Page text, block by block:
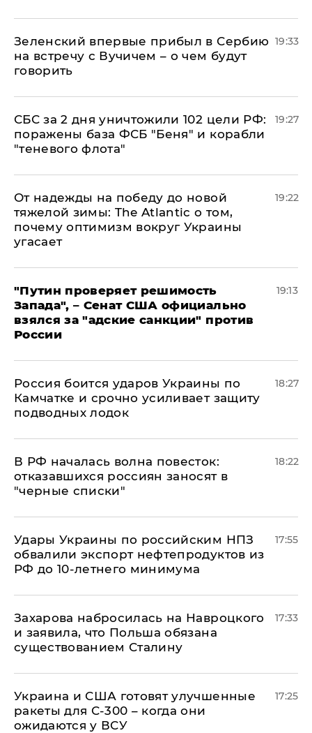
Зеленский впервые прибыл в Сербию
на встречу с Вучичем – о чем будут
говорить
19:33
СБС за 2 дня уничтожили 102 цели РФ:
поражены база ФСБ "Беня" и корабли
"теневого флота"
19:27
От надежды на победу до новой
тяжелой зимы: The Atlantic о том,
почему оптимизм вокруг Украины
угасает
19:22
"Путин проверяет решимость
Запада", – Сенат США официально
взялся за "адские санкции" против
России
19:13
Россия боится ударов Украины по
Камчатке и срочно усиливает защиту
подводных лодок
18:27
​В РФ началась волна повесток:
отказавшихся россиян заносят в
"черные списки"
18:22
Удары Украины по российским НПЗ
обвалили экспорт нефтепродуктов из
РФ до 10-летнего минимума
17:55
​Захарова набросилась на Навроцкого
и заявила, что Польша обязана
существованием Сталину
17:33
Украина и США готовят улучшенные
ракеты для С-300 – когда они
ожидаются у ВСУ
17:25